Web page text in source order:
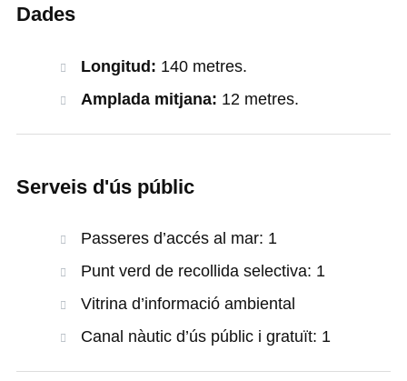
Dades
Longitud: 140 metres.
Amplada mitjana: 12 metres.
Serveis d'ús públic
Passeres d’accés al mar: 1
Punt verd de recollida selectiva: 1
Vitrina d’informació ambiental
Canal nàutic d’ús públic i gratuït: 1